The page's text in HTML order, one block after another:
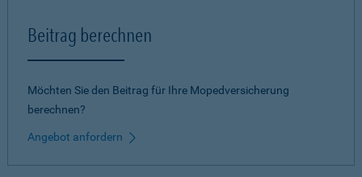
Beitrag berechnen
Möchten Sie den Beitrag für Ihre Mopedversicherung
berechnen?
Angebot anfordern